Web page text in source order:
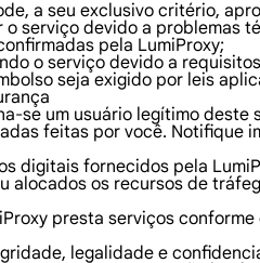
a seu exclusivo critério,
serviço devido a problemas
pela LumiProxy;
o serviço devido a
seja exigido por leis
se um usuário legítimo
feitas por você. Notifique
digitais fornecidos pela
alocados os recursos de
presta serviços
legalidade e